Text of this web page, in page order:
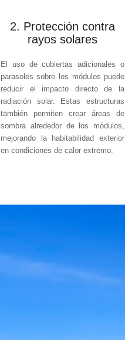
2. Protección contra
rayos solares
El uso de cubiertas adicionales o
parasoles sobre los módulos puede
reducir el impacto directo de la
radiación solar. Estas estructuras
también permiten crear áreas de
sombra alrededor de los módulos,
mejorando la habitabilidad exterior
en condiciones de calor extremo.